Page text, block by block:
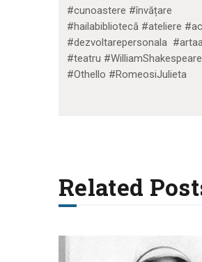
#cunoastere #învățare
#hailabibliotecă #ateliere
#dezvoltarepersonala
#teatru
#Othello #RomeosiJulieta
Related